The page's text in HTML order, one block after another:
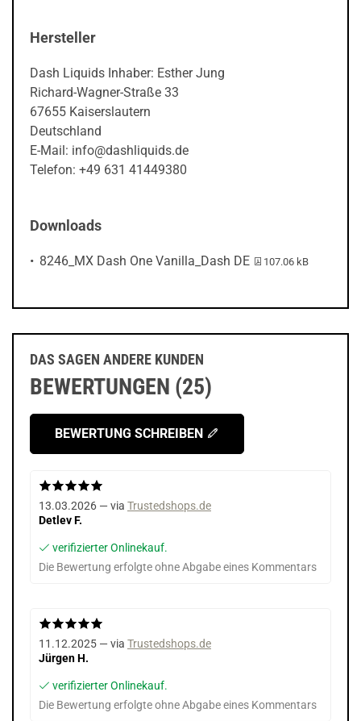
Hersteller
Dash Liquids Inhaber: Esther Jung
Richard-Wagner-Straße 33
67655 Kaiserslautern
Deutschland
E-Mail: info@dashliquids.de
Telefon: +49 631 41449380
Downloads
8246_MX Dash One Vanilla_Dash DE PDF-Datei:
107.06 kB
DAS SAGEN ANDERE KUNDEN
BEWERTUNGEN (25)
BEWERTUNG SCHREIBEN
13.03.2026 — via Trustedshops.de
Detlev F.
verifizierter Onlinekauf.
Die Bewertung erfolgte ohne Abgabe eines Kommentars
11.12.2025 — via Trustedshops.de
Jürgen H.
verifizierter Onlinekauf.
Die Bewertung erfolgte ohne Abgabe eines Kommentars